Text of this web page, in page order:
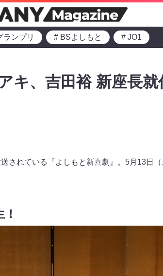
ランプリ # BSよしもと # JO1
キ、吉田裕 新座長
されている『よしもと新喜劇』。5月13日